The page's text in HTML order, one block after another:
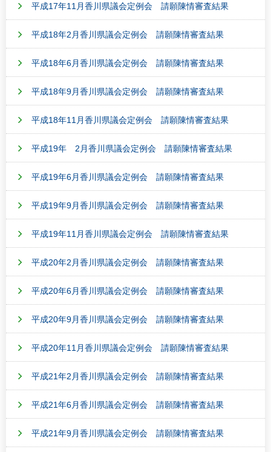
平成17年11月香川県議会定例会 請願陳情審査結果
平成18年2月香川県議会定例会 請願陳情審査結果
平成18年6月香川県議会定例会 請願陳情審査結果
平成18年9月香川県議会定例会 請願陳情審査結果
平成18年11月香川県議会定例会 請願陳情審査結果
平成19年 2月香川県議会定例会 請願陳情審査結果
平成19年6月香川県議会定例会 請願陳情審査結果
平成19年9月香川県議会定例会 請願陳情審査結果
平成19年11月香川県議会定例会 請願陳情審査結果
平成20年2月香川県議会定例会 請願陳情審査結果
平成20年6月香川県議会定例会 請願陳情審査結果
平成20年9月香川県議会定例会 請願陳情審査結果
平成20年11月香川県議会定例会 請願陳情審査結果
平成21年2月香川県議会定例会 請願陳情審査結果
平成21年6月香川県議会定例会 請願陳情審査結果
平成21年9月香川県議会定例会 請願陳情審査結果